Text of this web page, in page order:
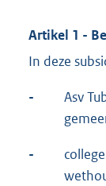
Artikel 1 -
In deze
-
Asv
-